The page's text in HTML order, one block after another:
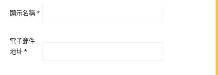
顯示名稱*
電子郵件
地址*